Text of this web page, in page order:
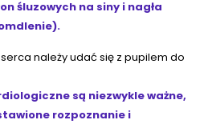
śluzowych na siny i nagła
należy udać się z pupilem do
są niezwykle ważne,
rozpoznanie i